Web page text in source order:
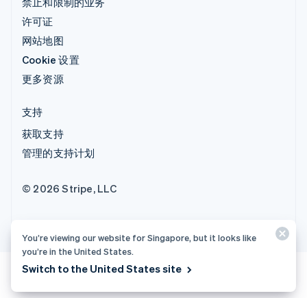
许可证
网站地图
Cookie 设置
更多资源
支持
获取支持
管理的支持计划
© 2026 Stripe, LLC
You’re viewing our website for Singapore, but it looks like
you’re in the United States.
Switch to the United States site